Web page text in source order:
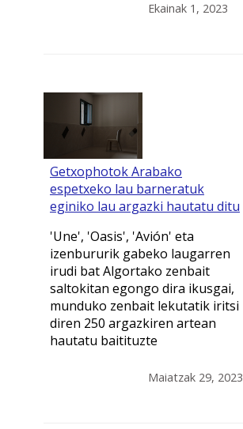
Ekainak 1, 2023
Getxophotok Arabako
espetxeko lau barneratuk
eginiko lau argazki hautatu ditu
'Une', 'Oasis', 'Avión' eta
izenbururik gabeko laugarren
irudi bat Algortako zenbait
saltokitan egongo dira ikusgai,
munduko zenbait lekutatik iritsi
diren 250 argazkiren artean
hautatu baitituzte
Maiatzak 29, 2023